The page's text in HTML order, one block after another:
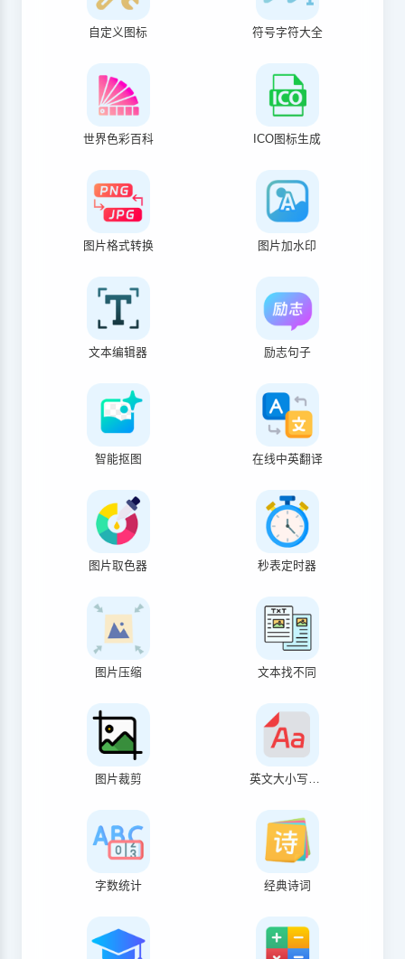
自定义图标 符号字符大全
世界色彩百科 ICO图标生成
图片格式转换 图片加水印
文本编辑器 励志句子
智能抠图 在线中英翻译
图片取色器 秒表定时器
图片压缩 文本找不同
图片裁剪 英文大小写转换
字数统计 经典诗词